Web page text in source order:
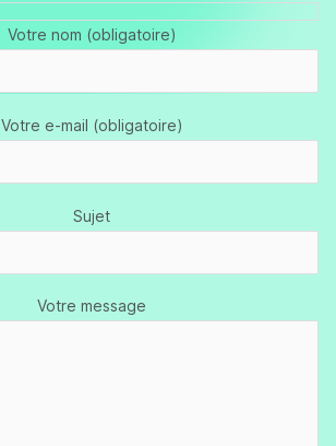
Votre nom (obligatoire)
Votre e-mail (obligatoire)
Sujet
Votre message